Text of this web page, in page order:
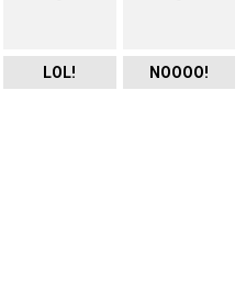
LOL! NOOOO!